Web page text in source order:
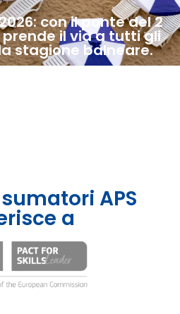
con il ponte del 2
il via a tutti gli
stagione balneare.
APS
a